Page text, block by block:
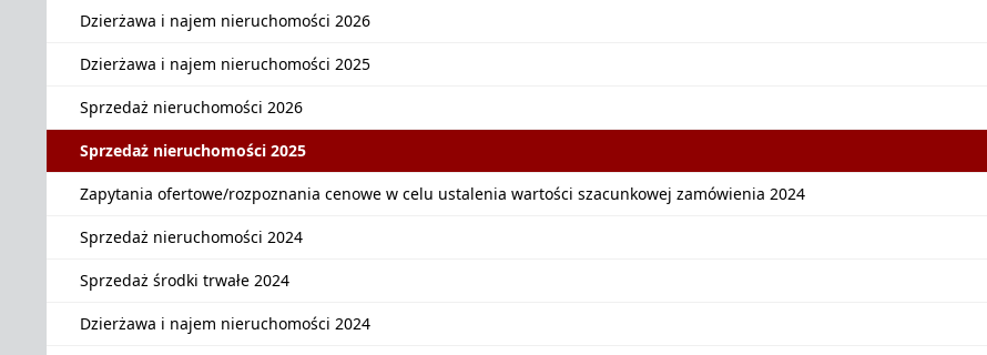
Dzierżawa i najem nieruchomości 2026
Dzierżawa i najem nieruchomości 2025
Sprzedaż nieruchomości 2026
Sprzedaż nieruchomości 2025
Zapytania ofertowe/rozpoznania cenowe w celu ustalenia wartości szacunkowej zamówienia 2024
Sprzedaż nieruchomości 2024
Sprzedaż środki trwałe 2024
Dzierżawa i najem nieruchomości 2024